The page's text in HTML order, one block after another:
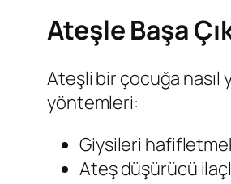
Ateşle Başa
Ateşli bir çocuğa nasıl
yöntemleri:
Giysileri
Ateş düşürücü